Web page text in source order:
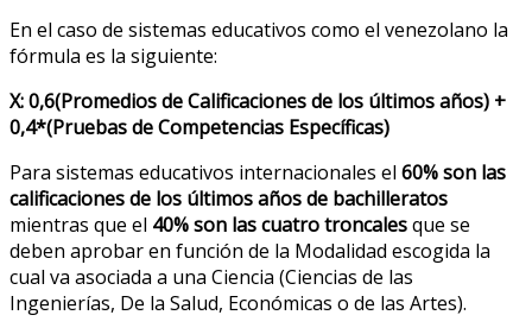
En el caso de sistemas educativos como el venezolano la
fórmula es la siguiente:
X: 0,6(Promedios de Calificaciones de los últimos años) +
0,4*(Pruebas de Competencias Específicas)
Para sistemas educativos internacionales el 60% son las
calificaciones de los últimos años de bachilleratos
mientras que el 40% son las cuatro troncalesque se
deben aprobar en función de la Modalidad escogida la
cual va asociada a una Ciencia (Ciencias de las
Ingenierías, De la Salud, Económicas o de las Artes).